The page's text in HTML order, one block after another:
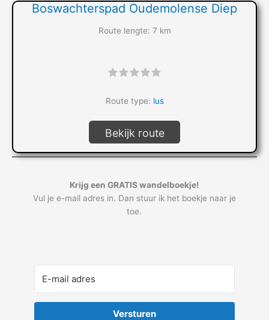
Boswachterspad Oudemolense Diep
Route lengte: 7 km
Route type: lus
Bekijk route
Krijg een GRATIS wandelboekje!
Vul je e-mail adres in. Dan stuur ik het boekje naar je
toe.
Versturen